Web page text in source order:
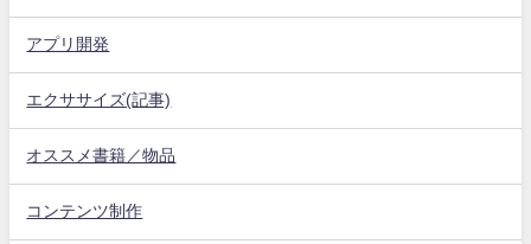
アプリ開発
エクササイズ(記事)
オススメ書籍／物品
コンテンツ制作